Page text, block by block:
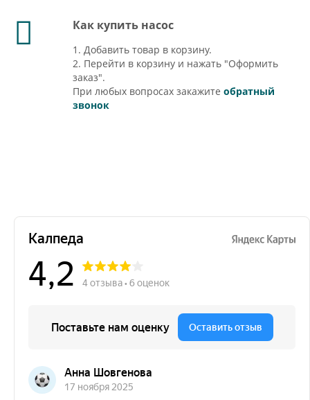
Как купить насос
1. Добавить товар в корзину.
2. Перейти в корзину и нажать "Оформить
заказ".
При любых вопросах закажите обратный
звонок